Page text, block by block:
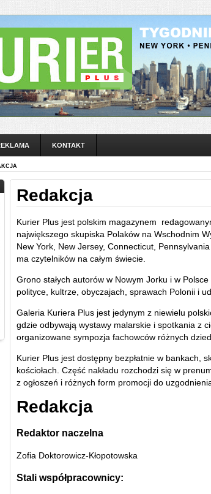
KONTAKT
Redakcja
Kurier Plus jest polskim magazynem
największego skupiska Polaków na Wschodnim
New York, New Jersey, Connecticut,
ma czytelników na całym świecie.
Grono stałych autorów w Nowym Jorku i w
polityce, kultrze, obyczajach, sprawach Polonii i
Galeria Kuriera Plus jest jedynym z niewielu
gdzie odbywają wystawy malarskie i spotkania z
organizowane sympozja fachowców różnych
Kurier Plus jest dostępny bezpłatnie w bankach,
kościołach. Część nakładu rozchodzi się w
z ogłoszeń i różnych form promocji do
Redakcja
Redaktor naczelna
Zofia Doktorowicz-Kłopotowska
Stali współpracownicy: